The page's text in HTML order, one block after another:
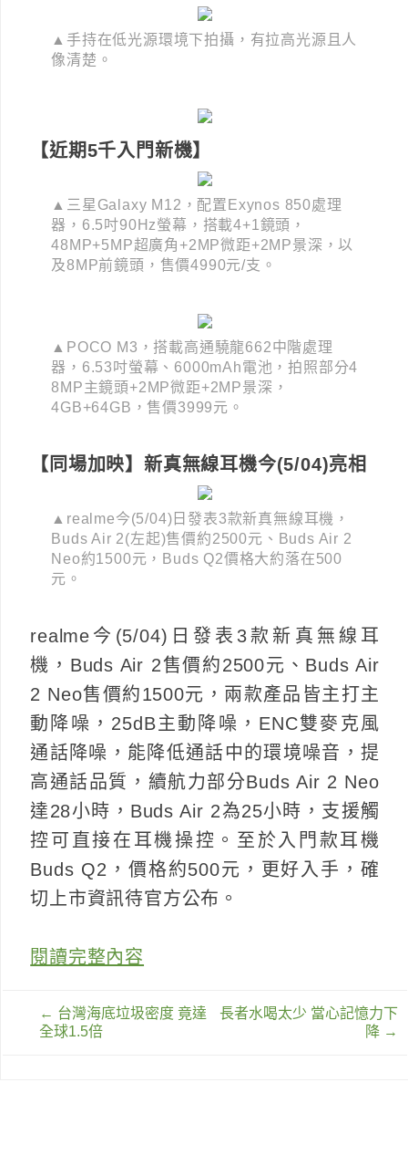
▲手持在低光源環境下拍攝，有拉高光源且人
像清楚。
【近期5千入門新機】
▲三星Galaxy M12，配置Exynos 850處理
器，6.5吋90Hz螢幕，搭載4+1鏡頭，
48MP+5MP超廣角+2MP微距+2MP景深，以
及8MP前鏡頭，售價4990元/支。
▲POCO M3，搭載高通驍龍662中階處理
器，6.53吋螢幕、6000mAh電池，拍照部分4
8MP主鏡頭+2MP微距+2MP景深，
4GB+64GB，售價3999元。
【同場加映】新真無線耳機今(5/04)亮相
▲realme今(5/04)日發表3款新真無線耳機，
Buds Air 2(左起)售價約2500元、Buds Air 2
Neo約1500元，Buds Q2價格大約落在500
元。
realme今(5/04)日發表3款新真無線耳
機，Buds Air 2售價約2500元、Buds Air
2 Neo售價約1500元，兩款產品皆主打主
動降噪，25dB主動降噪，ENC雙麥克風
通話降噪，能降低通話中的環境噪音，提
高通話品質，續航力部分Buds Air 2 Neo
達28小時，Buds Air 2為25小時，支援觸
控可直接在耳機操控。至於入門款耳機
Buds Q2，價格約500元，更好入手，確
切上市資訊待官方公布。
閱讀完整內容
文
章
← 台灣海底垃圾密度 竟達
全球1.5倍
長者水喝太少 當心記憶力下
降 →